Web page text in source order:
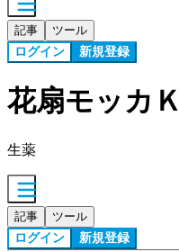
記事 ツール
ログイン 新規登録
花扇モッカＫ
生薬
記事 ツール
ログイン 新規登録